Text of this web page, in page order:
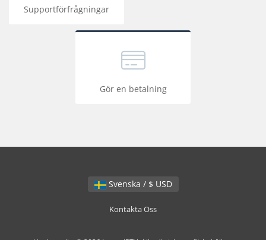
Supportförfrågningar
Gör en betalning
Svenska / $ USD
Kontakta Oss